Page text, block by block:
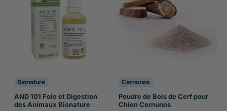
Bionature
AND 101 Foie et Digestion
des Animaux Bionature
Cernunos
Poudre de Bois de Cerf pour
Chien Cernunos